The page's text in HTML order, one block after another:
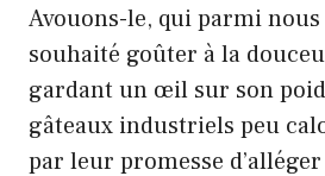
Avouons-le, qui parmi nous
souhaité goûter à la
gardant un œil sur son
gâteaux industriels peu
par leur promesse